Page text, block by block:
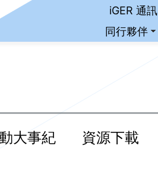
iGER 通訊
同行夥伴
大事紀 資源下載